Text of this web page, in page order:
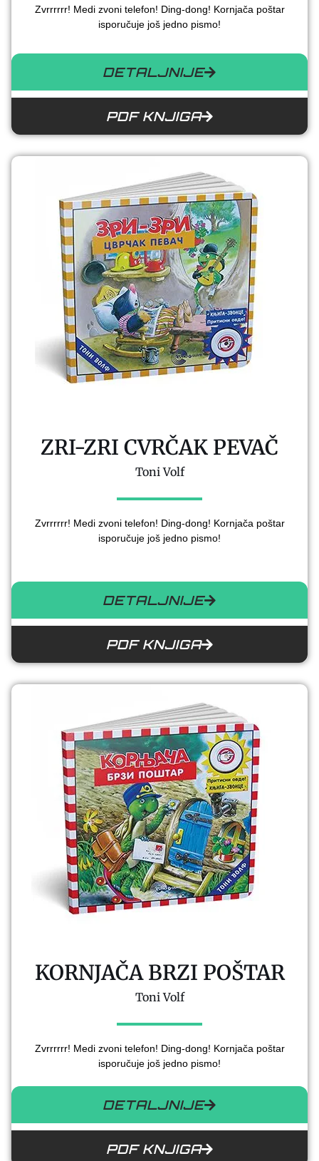
Zvrrrrrr! Medi zvoni telefon! Ding-dong! Kornjača poštar
isporučuje još jedno pismo!
DETALJNIJE
PDF KNJIGA
ZRI-ZRI CVRČAK PEVAČ
Toni Volf
Zvrrrrrr! Medi zvoni telefon! Ding-dong! Kornjača poštar
isporučuje još jedno pismo!
DETALJNIJE
PDF KNJIGA
KORNJAČA BRZI POŠTAR
Toni Volf
Zvrrrrrr! Medi zvoni telefon! Ding-dong! Kornjača poštar
isporučuje još jedno pismo!
DETALJNIJE
PDF KNJIGA